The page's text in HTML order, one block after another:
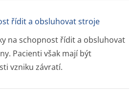
řídit a obsluhovat stroje
na schopnost řídit a obsluhovat
Pacienti však mají být
vzniku závratí.